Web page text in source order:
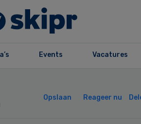
Events Vacatures
Opslaan Reageer nu